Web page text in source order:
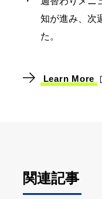
知が進み、次
た。
Learn More
関連記事